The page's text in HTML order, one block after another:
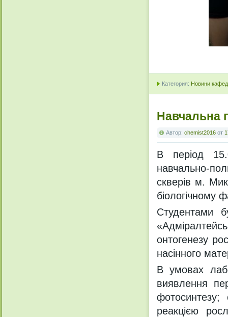
Категория: Новини
Навчальна
Автор: chemist2016 от
В період
навчально-
скверів м.
біологічному
Студентами
онтогенезу
насінного
В умовах
виявлення
фотосинтезу;
реакцією